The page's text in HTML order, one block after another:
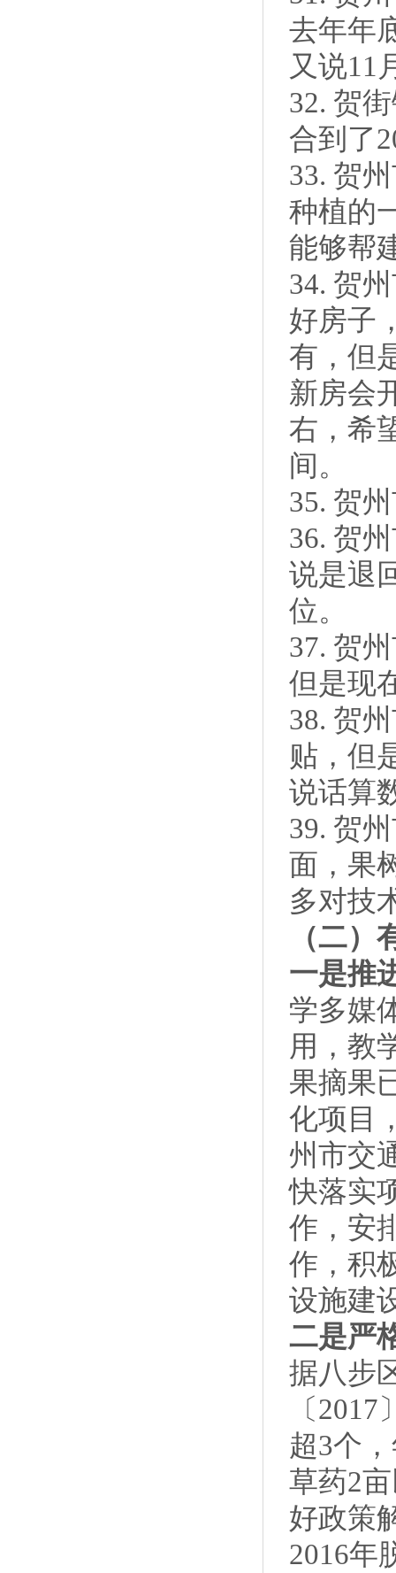
去年年
又说11
32. 贺
合到了
33. 贺
种植的
能够帮
34. 贺
好房子
有，但
新房会
右，希
间。
35. 贺
36. 贺
说是退
位。
37. 贺
但是现
38. 贺
贴，但
说话算
39. 贺
面，果
多对技
（二
一是推
学多媒
用，教
果摘果
化项目
州市交
快落实
作，安
作，积
设施建
二是严
据八步
〔
超3个
草药2
好政策
2016年